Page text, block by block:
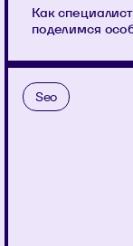
Как
поделимся
Seo